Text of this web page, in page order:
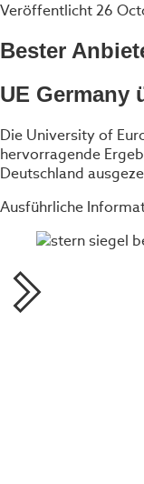
Veröffentlicht26
Bester
UE Germany
Die University of
hervorragende
Deutschland
Ausführliche